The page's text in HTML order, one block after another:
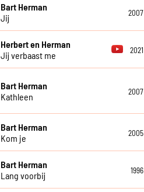
Bart Herman
Jij
2007
Herbert en Herman
Jij verbaast me
2021
Bart Herman
Kathleen
2007
Bart Herman
Kom je
2005
Bart Herman
Lang voorbij
1996